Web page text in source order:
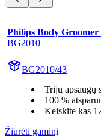
Philips Body Groomer
BG2010
BG2010/43
Trijų apsaugų
100 %
Keiskite kas
Žiūrėti gaminį